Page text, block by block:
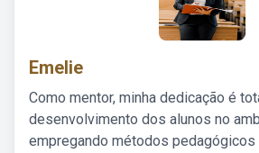
Emelie
Como mentor, minha dedicação é
desenvolvimento dos alunos no
empregando métodos pedagógicos